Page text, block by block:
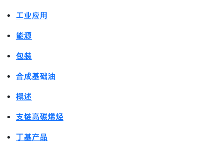
工业应用
能源
包装
合成基础油
概述
支链高碳烯烃
丁基产品